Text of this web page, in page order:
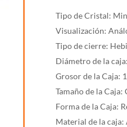
Tipo de Cristal:
Visualización:
Tipo de cierre:
Diámetro de la
Grosor de la Caja:
Tamaño de la Caja:
Forma de la Caja:
Material de la